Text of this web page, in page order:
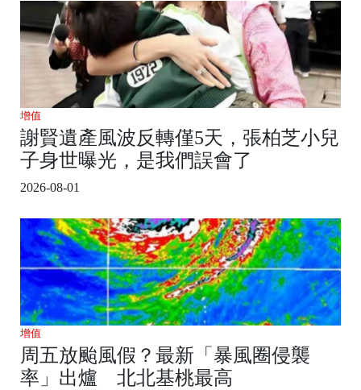
增值
謝賢遺產風波反轉僅5天，張柏芝小兒
子身世曝光，是我們誤會了
2026-08-01
增值
周五放颱風假？最新「暴風圈侵襲
率」出爐 北北基桃最高